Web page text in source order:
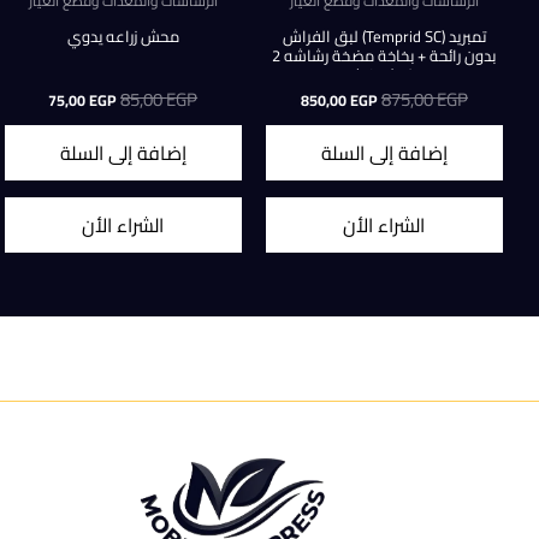
تمبريد (Temprid SC) لبق الفراش
بدون رائحة + بخاخة مضخة رشاشه 2
لتر (عرض)
875,00EGP السعر
الأصلي
هو:
875,00 EGP.
850,00EGP السعر
هو:
إضافة إلى السلة
الشراء الأن
محش زراعه يدوي
85,00EGP السعر
الأصلي
هو:
85,00 EGP.
75,00EGP السعر
الحالي
هو:
إضافة إلى السلة
الشراء الأن